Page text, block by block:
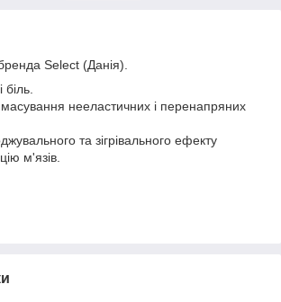
Select (Данія).
біль.
нееластичних і перенапряних
та зігрівального ефекту
м'язів.